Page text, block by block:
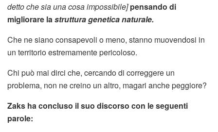
detto che sia una cosa impossibile]pensando di
migliorare lastruttura genetica naturale.
Che ne siano consapevoli o meno, stanno muovendosi in
un territorio estremamente pericoloso.
Chi può mai dirci che, cercando di correggere un
problema, non ne creino un altro, magari anche peggiore?
Zaks ha concluso il suo discorso con le seguenti
parole: